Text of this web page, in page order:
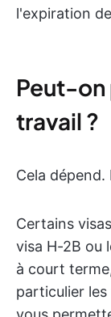
l'expiration
Peut-on
travail ?
Cela dépend.
Certains
visa H-2B ou
à court
particulier